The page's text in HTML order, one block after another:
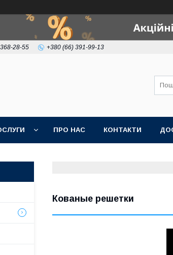
28-55 +380 (66) 391-99-13
ПРО НАС КОНТАКТИ
Кованые решетки